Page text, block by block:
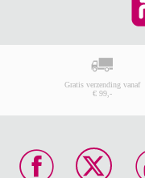
Gratis verzending vanaf
€ 99,-